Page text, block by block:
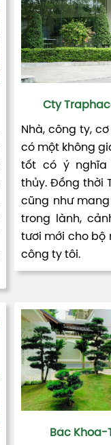
Cty
Nhà, công ty,
có một không
tốt có ý nghĩa
thủy. Đồng thời
cũng như
trong lành,
tươi mới cho bộ
công ty tôi.
Bác Khoa-